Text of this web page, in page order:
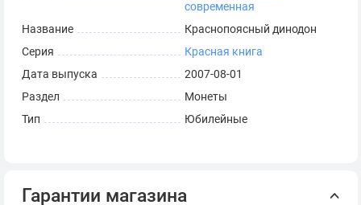
современная
Название
Краснопоясный динодон
Серия
Красная книга
Дата выпуска
2007-08-01
Раздел
Монеты
Тип
Юбилейные
Гарантии магазина